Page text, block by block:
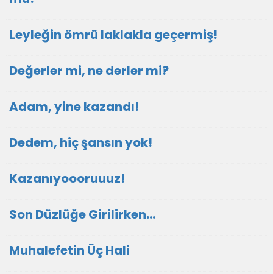
Leyleğin ömrü laklakla geçermiş!
Değerler mi, ne derler mi?
Adam, yine kazandı!
Dedem, hiç şansın yok!
Kazanıyoooruuuz!
Son Düzlüğe Girilirken…
Muhalefetin Üç Hali